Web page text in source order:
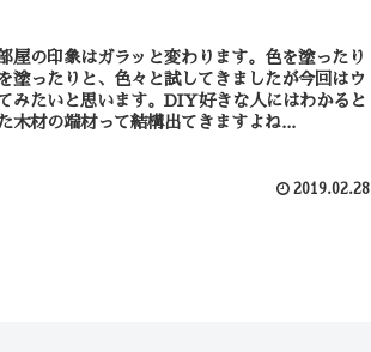
屋の印象はガラッと変わります。色を塗ったり
塗ったりと、色々と試してきましたが今回はウ
みたいと思います。DIY好きな人にはわかると
木材の端材って結構出てきますよね...
2019.02.28